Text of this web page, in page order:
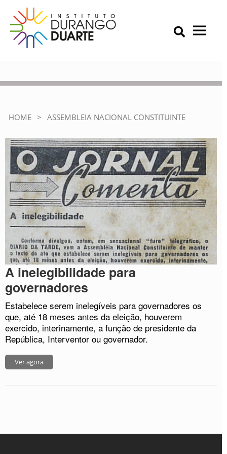
content
IDD – Instituto Durango Duarte
Instituto Durango Duarte
Primary Menu
HOME > ASSEMBLEIA NACIONAL CONSTITUINTE
A inelegibilidade para
governadores
Estabelece serem inelegíveis para governadores os
que, até 18 meses antes da eleição, houverem
exercido, interinamente, a função de presidente da
República, Interventor ou governador.
Ver agora